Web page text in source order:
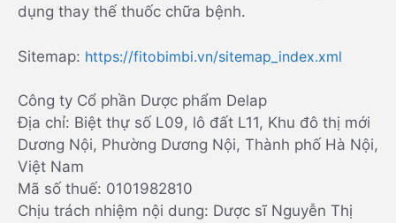
dụng thay thế thuốc chữa bệnh.
Sitemap: https://fitobimbi.vn/sitemap_index.xml
Công ty Cổ phần Dược phẩm Delap
Địa chỉ: Biệt thự số L09, lô đất L11, Khu đô thị mới
Dương Nội, Phường Dương Nội, Thành phố Hà Nội,
Việt Nam
Mã số thuế: 0101982810
Chịu trách nhiệm nội dung: Dược sĩ Nguyễn Thị